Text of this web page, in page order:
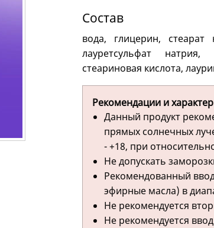
Состав
вода, глицерин, стеарат
лауретсульфат натрия,
стеариновая кислота,
Рекомендации и
Данный продукт
прямых солнечных
- +18, при
Не допускать
Рекомендованный
эфирные масла) в
Не рекомендуется
Не рекомендуется